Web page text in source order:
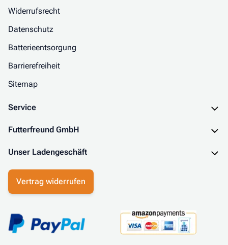
Widerrufsrecht
Datenschutz
Batterieentsorgung
Barrierefreiheit
Sitemap
Service
Futterfreund GmbH
Unser Ladengeschäft
Vertrag widerrufen